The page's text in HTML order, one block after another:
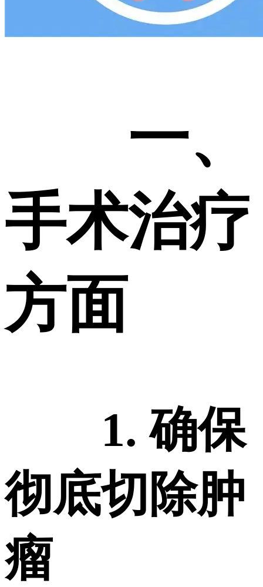
一、
手术治疗
方面
1. 确保
彻底切除肿
瘤